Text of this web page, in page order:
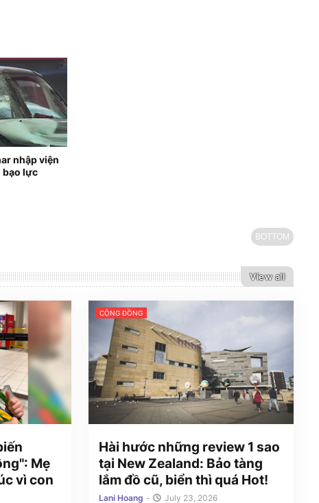
nhập viện
bạo lực
BOTTOM
View all
Mẹ
vì con
CỘNG ĐỒNG
Hài hước những review 1 sao
tại New Zealand: Bảo tàng
lắm đồ cũ, biển thì quá Hot!
Lani Hoang - July 23, 2026